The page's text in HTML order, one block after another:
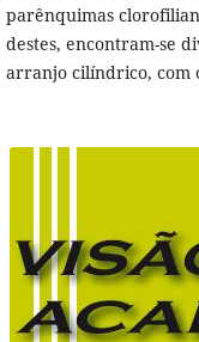
parênquimas
destes, encontram-se
arranjo cilíndrico, com